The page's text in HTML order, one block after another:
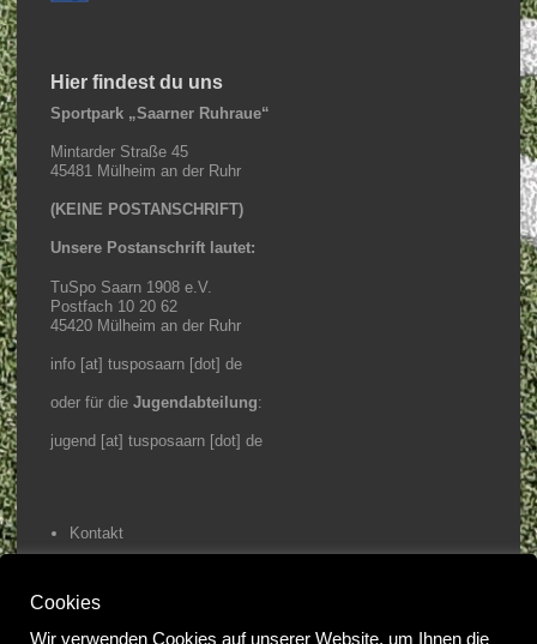
Hier findest du uns
Sportpark „Saarner Ruhraue“
Mintarder Straße 45
45481 Mülheim an der Ruhr
(KEINE POSTANSCHRIFT)
Unsere Postanschrift lautet:
TuSpo Saarn 1908 e.V.
Postfach 10 20 62
45420 Mülheim an der Ruhr
info [at] tusposaarn [dot] de
oder für die Jugendabteilung:
jugend [at] tusposaarn [dot] de
Kontakt
Home
Cookies
Wir verwenden Cookies auf unserer Website, um Ihnen die